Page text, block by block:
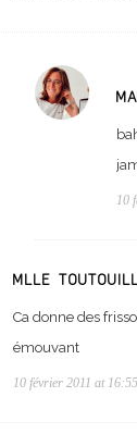
10
MLLE
Ca donne des
émouvant
10 février 2011 at 16:55